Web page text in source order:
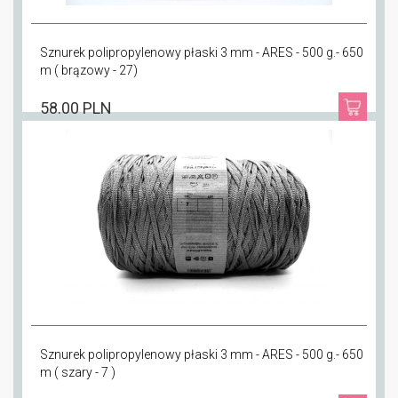
Sznurek polipropylenowy płaski 3 mm - ARES - 500 g.- 650
m ( brązowy - 27)
58.00 PLN
Sznurek polipropylenowy płaski 3 mm - ARES - 500 g.- 650
m ( szary - 7 )